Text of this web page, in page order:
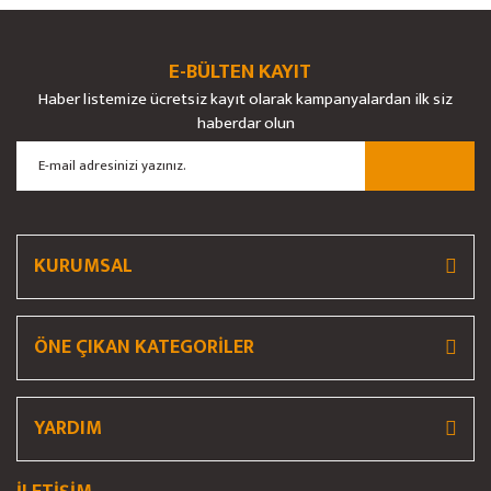
Ürün açıklamasında eksik bilgiler bulunuyor.
Ürün fiyatı diğer sitelerden daha pahalı.
Bu ürüne benzer farklı alternatifler olmalı.
E-BÜLTEN KAYIT
Haber listemize ücretsiz kayıt olarak kampanyalardan ilk siz
haberdar olun
KURUMSAL
ÖNE ÇIKAN KATEGORİLER
YARDIM